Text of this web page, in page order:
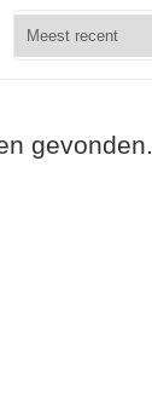
gevonden.